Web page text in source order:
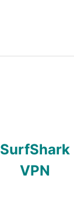
SurfShark
VPN